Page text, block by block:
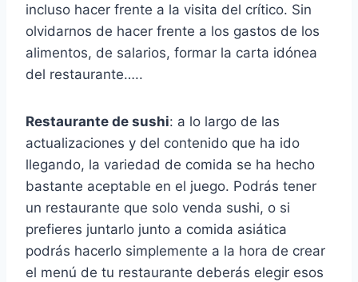
incluso hacer frente a la visita del crítico. Sin
olvidarnos de hacer frente a los gastos de los
alimentos, de salarios, formar la carta idónea
del restaurante…..
Restaurante de sushi: a lo largo de las
actualizaciones y del contenido que ha ido
llegando, la variedad de comida se ha hecho
bastante aceptable en el juego. Podrás tener
un restaurante que solo venda sushi, o si
prefieres juntarlo junto a comida asiática
podrás hacerlo simplemente a la hora de crear
el menú de tu restaurante deberás elegir esos